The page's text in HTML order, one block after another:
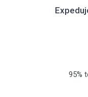
95%